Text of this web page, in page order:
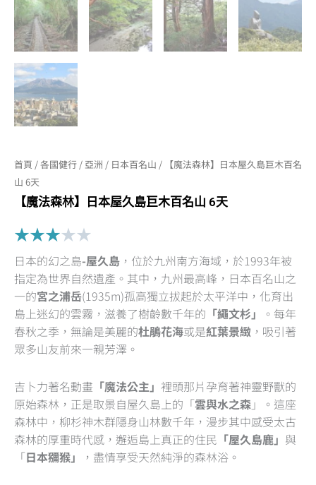
首頁 /各國健行 / 亞洲 / 日本百名山 / 【魔法森林】日本屋久島巨木百名
山 6天
【魔法森林】日本屋久島巨木百名山 6天
★★★★★
3
out
of
5
日本的幻之島-屋久島 ，位於九州南方海域，於1993年被
指定為世界自然遺產。其中，九州最高峰，日本百名山之
一的宮之浦岳(1935m)孤高獨立拔起於太平洋中，化育出
島上迷幻的雲霧，滋養了樹齡數千年的 「繩文杉」
。每年
春秋之季，無論是美麗的杜鵑花海或是紅葉景緻 ，吸引著
眾多山友前來一親芳澤。
吉卜力著名動畫 「魔法公主」 裡頭那片孕育著神靈野獸的
原始森林，正是取景自屋久島上的「雲與水之森」。這座
森林中，柳杉神木群隱身山林數千年，漫步其中感受太古
森林的厚重時代感，邂逅島上真正的住民 「屋久島鹿」 與
「日本獼猴」 ，盡情享受天然純淨的森林浴。